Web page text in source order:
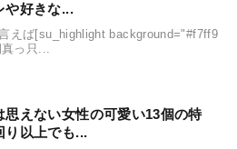
や好きな...
えば[su_highlight background="#f7ff9
っ只...
思えない女性の可愛い13個の特
り以上でも...